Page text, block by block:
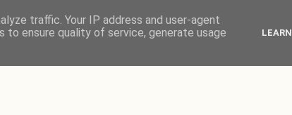
traffic. Your IP address and user-agent
to ensure quality of service, generate usage